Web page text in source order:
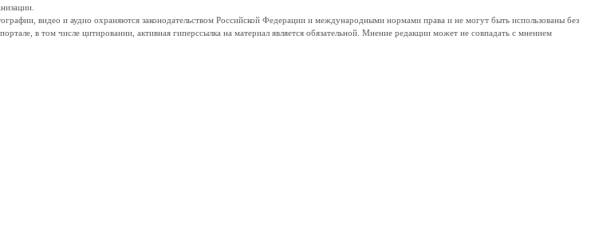
видео и аудио охраняются законодательством Российской Федерации и международными нормами права и не могут быть использованы без
в том числе цитировании, активная гиперссылка на материал является обязательной. Мнение редакции может не совпадать с мнением